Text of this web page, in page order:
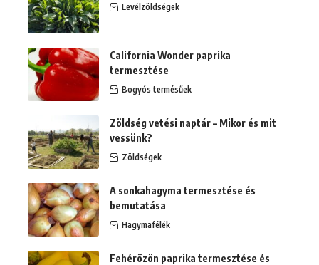
Levélzöldségek
California Wonder paprika
termesztése
Bogyós termésűek
Zöldség vetési naptár – Mikor és mit
vessünk?
Zöldségek
A sonkahagyma termesztése és
bemutatása
Hagymafélék
Fehérözön paprika termesztése és